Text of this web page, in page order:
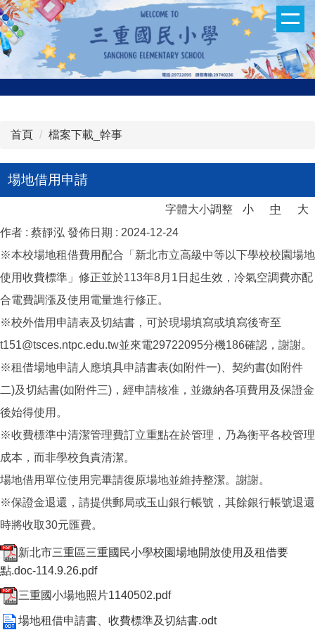
跳
到
主
要
內
容
首頁
檔案下載_幹事
場地借用申請
字體大小調整 小 中
大
作者 : 蔡靜泓 發佈日期 : 2024-12-24
※本校場地租借費用配合「新北市立高級中等以下學校校園場地
使用收費標準」修正並於113年8月1日起生效，冷氣空調費亦配
合電費調漲及使用電量進行修正。
※校外借用申請表及切結書，可於現場填寫或填寫後寄至
t151@tsces.ntpc.edu.tw並來電29722095分機186確認，謝謝。
※租借場地申請人應填具申請書表(如附件一)、契約書(如附件
二)及切結書(如附件三)，經申請核准，並繳納各項費用及保證金
後始得使用。
※收費標準中清潔管理費訂立重點在於管理，乃為衡平各校管理
成本，而非學校負責清潔。
場地借用單位使用完畢請復原場地並維持整潔。謝謝。
※保證金退還，請提供郵局或玉山銀行帳號，其餘銀行帳號退還
時將收取30元匯費。
新北市三重區三重國民小學校園場地開放使用及租借要
點.doc-114.9.26.pdf
三重國小場地照片1140502.pdf
場地租借申請書、收費標準及切結書.odt